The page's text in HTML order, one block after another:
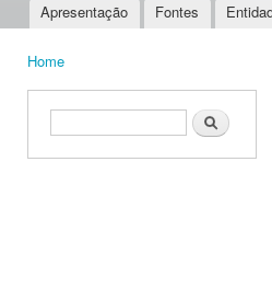
Main menu
Apresentação Fontes
Home
Search form Search